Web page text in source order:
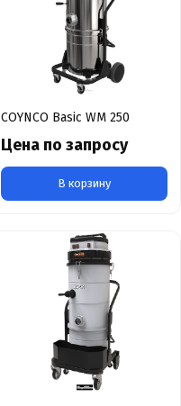
COYNCO Basic WM 250
Цена по запросу
В корзину